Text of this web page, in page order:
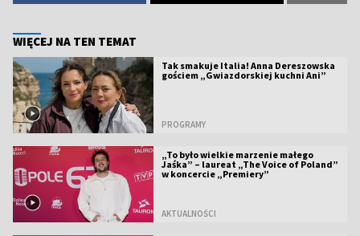
WIĘCEJ NA TEN TEMAT
Tak smakuje Italia! Anna Dereszowska
gościem „Gwiazdorskiej kuchni Ani”
PROGRAMY
„To było wielkie marzenie małego
Jaśka” – laureat „The Voice of Poland”
w koncercie „Premiery”
AKTUALNOŚCI